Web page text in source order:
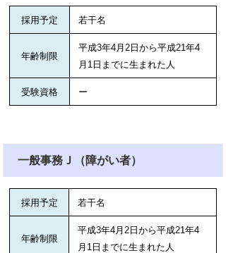
採用予定 若干名
年齢制限
平成3年4月2日から平成21年4
月1日までに生まれた人
受験資格 ー
一般事務Ｊ（障がい者）
採用予定 若干名
年齢制限
平成3年4月2日から平成21年4
月1日までに生まれた人